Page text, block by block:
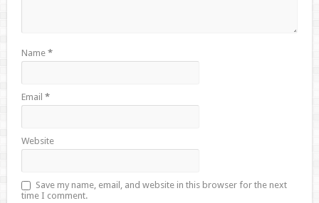
Name *
Email *
Website
Save my name, email, and website in this browser for the next
time I comment.